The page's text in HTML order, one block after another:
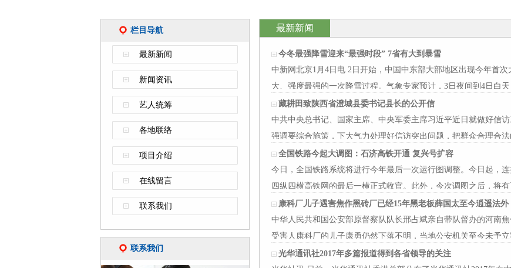
栏目导航
最新新闻
新闻资讯
艺人统筹
各地联络
项目介绍
在线留言
联系我们
联系我们
最新新闻
今冬最强降雪迎来“最强时段” 7省有大到暴雪
中新网北京1月4日电 2日开始，中国中东部大部地区出现今年首
大、强度最强的一次降雪过程。气象专家预计，3日夜间到4日白
藏耕田致陕西省澄城县委书记县长的公开信
中共中央总书记、国家主席、中央军委主席习近平近日就做好信
强调要综合施策，下大气力处理好信访突出问题，把群众合理合
全国铁路今起大调图：石济高铁开通 复兴号扩容
今日，全国铁路系统将进行今年最后一次运行图调整。今日起，
四纵四横高铁网的最后一横正式收官。此外，今次调图之后，将
康科厂儿子遇害焦作黑砖厂已经15年黑老板薛国太至今逍遥法外
中华人民共和国公安部原督察队队长邢占斌亲自带队督办的河南
受害人康科厂的儿子康勇仍然下落不明，当地公安机关至今未予
光华通讯社2017年多篇报道得到各省领导的关注